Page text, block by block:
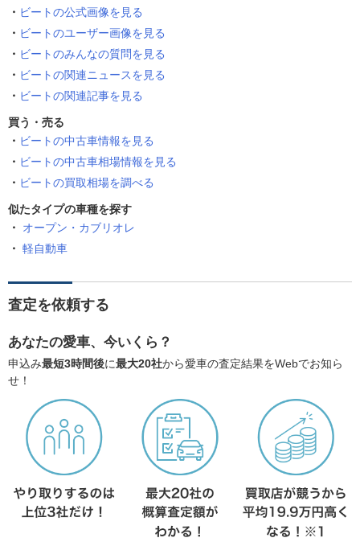
ビートの公式画像を見る
ビートのユーザー画像を見る
ビートのみんなの質問を見る
ビートの関連ニュースを見る
ビートの関連記事を見る
買う・売る
ビートの中古車情報を見る
ビートの中古車相場情報を見る
ビートの買取相場を調べる
似たタイプの車種を探す
オープン・カブリオレ
軽自動車
査定を依頼する
あなたの愛車、今いくら？
申込み最短3時間後に最大20社から愛車の査定結果をWebでお知ら
せ！